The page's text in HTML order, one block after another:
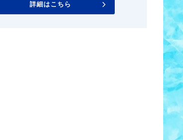
詳細はこちら